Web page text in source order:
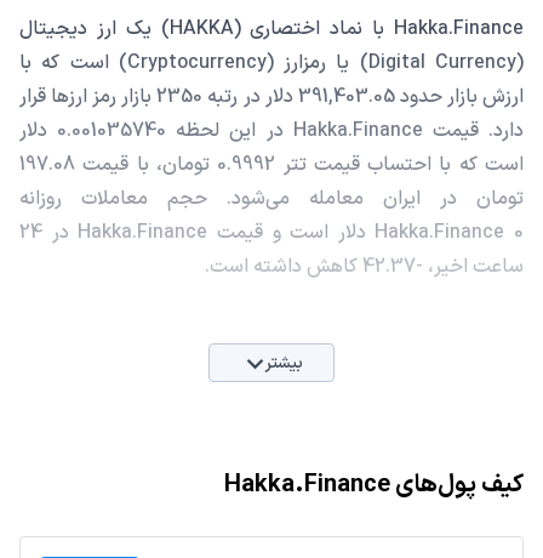
Hakka.Finance با نماد اختصاری (HAKKA) یک ارز دیجیتال
(Digital Currency) یا رمزارز (Cryptocurrency) است که با
ارزش بازار حدود 391,403.05 دلار در رتبه 2350 بازار رمز ارزها قرار
دارد. قیمت Hakka.Finance در این لحظه 0.001035740 دلار
است که با احتساب قیمت تتر 0.9992 تومان، با قیمت 197.08
تومان در ایران معامله می‌شود. حجم معاملات روزانه
Hakka.Finance 0 دلار است و قیمت Hakka.Finance در 24
ساعت اخیر، -42.37 کاهش داشته است.
بیشتر
کیف پول‌های Hakka.Finance